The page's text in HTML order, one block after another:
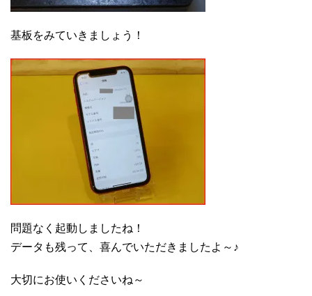
基板をみていきましょう！
問題なく起動しましたね！
データも残って、喜んでいただきましたよ～♪
大切にお使いくださいね～